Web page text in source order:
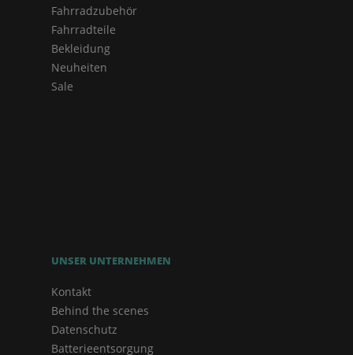
Fahrradzubehör
Fahrradteile
Bekleidung
Neuheiten
Sale
UNSER UNTERNEHMEN
Kontakt
Behind the scenes
Datenschutz
Batterieentsorgung